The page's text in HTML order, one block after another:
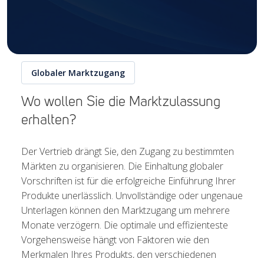
Globaler Marktzugang
Wo wollen Sie die Marktzulassung
erhalten?
Der Vertrieb drängt Sie, den Zugang zu bestimmten
Märkten zu organisieren. Die Einhaltung globaler
Vorschriften ist für die erfolgreiche Einführung Ihrer
Produkte unerlässlich. Unvollständige oder ungenaue
Unterlagen können den Marktzugang um mehrere
Monate verzögern. Die optimale und effizienteste
Vorgehensweise hängt von Faktoren wie den
Merkmalen Ihres Produkts, den verschiedenen